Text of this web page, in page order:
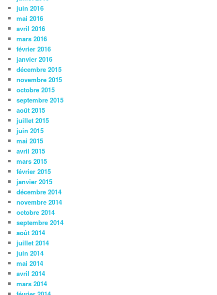
juin 2016
mai 2016
avril 2016
mars 2016
février 2016
janvier 2016
décembre 2015
novembre 2015
octobre 2015
septembre 2015
août 2015
juillet 2015
juin 2015
mai 2015
avril 2015
mars 2015
février 2015
janvier 2015
décembre 2014
novembre 2014
octobre 2014
septembre 2014
août 2014
juillet 2014
juin 2014
mai 2014
avril 2014
mars 2014